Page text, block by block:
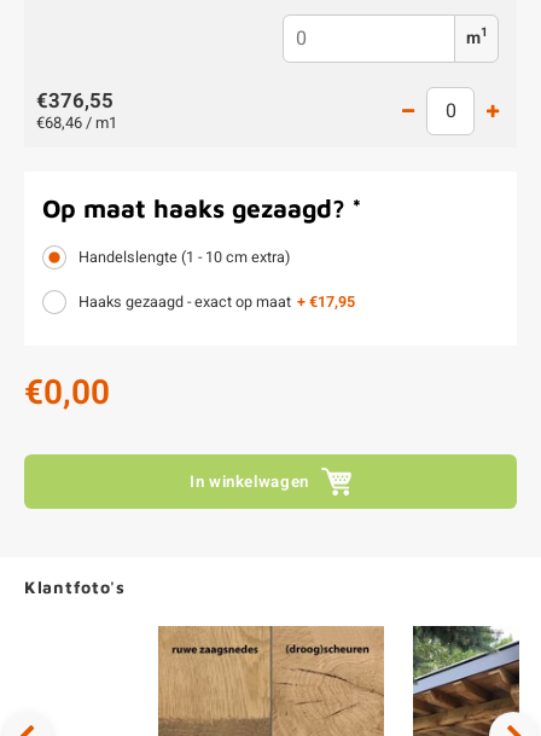
m1
€376,55
€68,46 / m1
Op maat haaks gezaagd? *
Handelslengte (1 - 10 cm extra)
Haaks gezaagd - exact op maat + €17,95
€0,00
In winkelwagen
Klantfoto's